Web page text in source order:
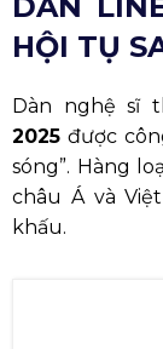
HỘI TỤ
Dàn nghệ sĩ
2025 được
sóng”. Hàng
châu Á và
khấu.